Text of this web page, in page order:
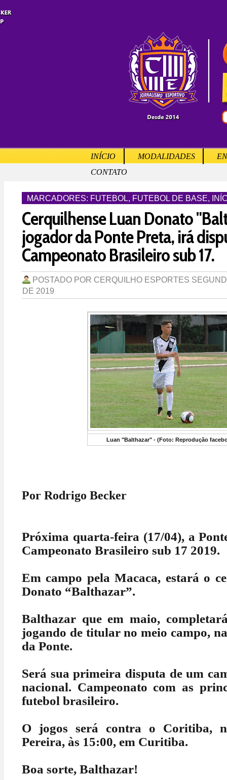
INÍCIO MODALIDADES
CONTATO
MARCADORES: FUTEBOL, FUTEBOL DE BASE,
Cerquilhense Luan Donato
jogador da Ponte Preta, irá
Campeonato Brasileiro sub 17.
POSTADO POR CERQUILHO ESPORTES
DE 2019
Luan "Balthazar" - (Foto: Reprodução
Por Rodrigo Becker
Próxima quarta-feira (17/04), a
Campeonato Brasileiro sub 17 2019.
Em campo pela Macaca, estará o
Donato “Balthazar”.
Balthazar que em maio,
jogando de titular no meio campo,
da Ponte.
Será sua primeira disputa de um
nacional. Campeonato com as
futebol brasileiro.
O jogos será contra o Coritiba,
Pereira, às 15:00, em Curitiba.
Boa sorte, Balthazar!